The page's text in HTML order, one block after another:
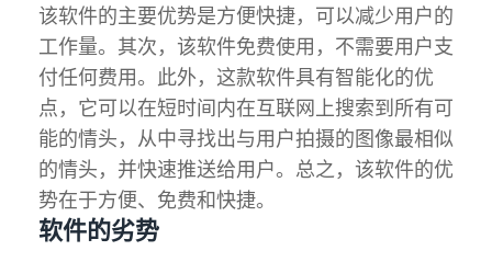
该软件的主要优势是方便快捷，可以减少用户的
工作量。其次，该软件免费使用，不需要用户支
付任何费用。此外，这款软件具有智能化的优
点，它可以在短时间内在互联网上搜索到所有可
能的情头，从中寻找出与用户拍摄的图像最相似
的情头，并快速推送给用户。总之，该软件的优
势在于方便、免费和快捷。
软件的劣势